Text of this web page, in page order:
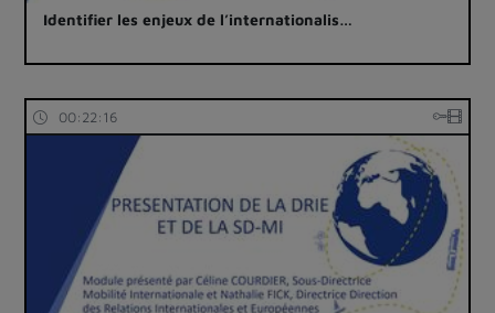
Identifier les enjeux de l’internationalis…
00:22:16